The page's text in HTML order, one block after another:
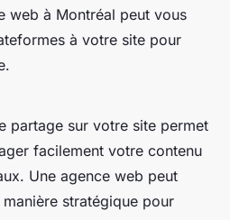
web à Montréal peut vous
à votre site pour
partage sur votre site permet
facilement votre contenu
Une agence web peut
stratégique pour